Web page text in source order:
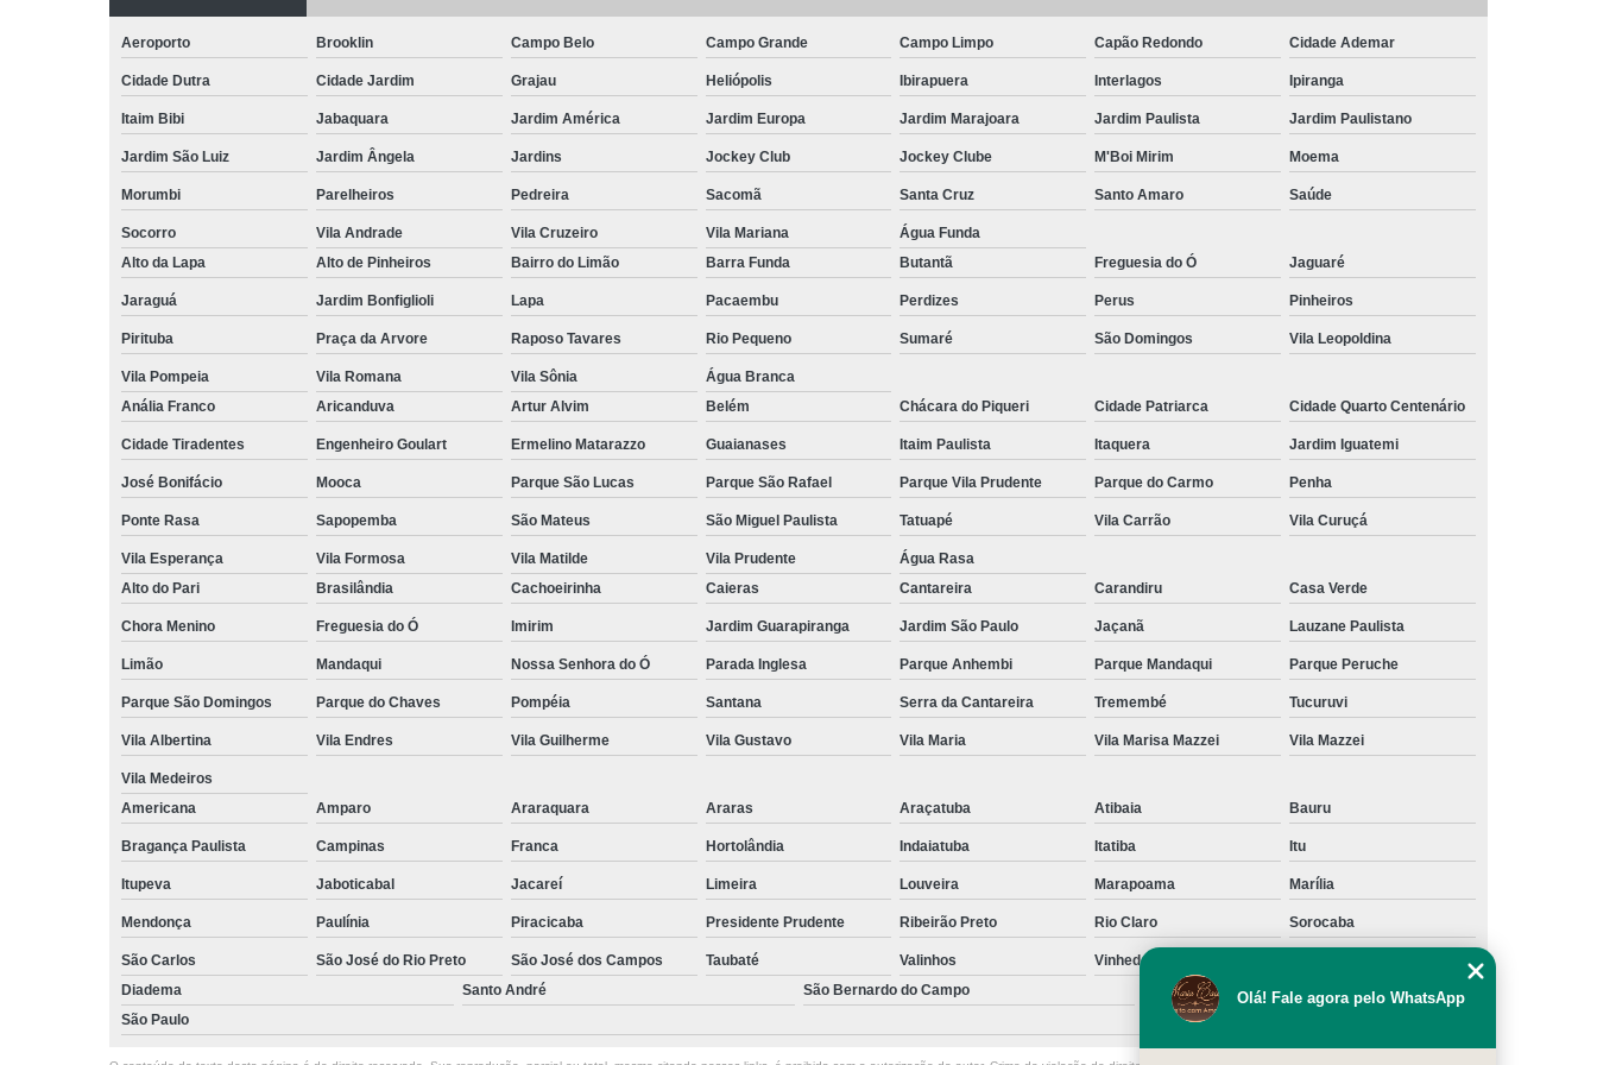
Pirulito de Chocolate Lembrança Maternidade
Pirulito de Chocolate Lembrancinha
Pirulito de Chocolate Lembrancinha de Maternidade
Pirulito de Chocolate Mickey
Pirulito de Chocolate no Palito
Pirulito de Chocolate para Aniversário
Pirulito de Chocolate Personalizado
Aeroporto Brooklin Campo Belo Campo Grande Campo Limpo Capão Redondo Cidade Ademar
Cidade Dutra Cidade Jardim Grajau Heliópolis Ibirapuera Interlagos Ipiranga
Itaim Bibi Jabaquara Jardim América Jardim Europa Jardim Marajoara Jardim Paulista Jardim Paulistano
Jardim São Luiz Jardim Ângela Jardins Jockey Club Jockey Clube M'Boi Mirim Moema
Morumbi Parelheiros Pedreira Sacomã Santa Cruz Santo Amaro Saúde
Socorro Vila Andrade Vila Cruzeiro Vila Mariana
Água Funda
Alto da Lapa
Alto de Pinheiros Bairro do Limão Barra Funda Butantã Freguesia do Ó Jaguaré
Jaraguá Jardim Bonfiglioli Lapa Pacaembu Perdizes Perus Pinheiros
Pirituba Praça da Arvore Raposo Tavares Rio Pequeno Sumaré São Domingos Vila Leopoldina
Vila Pompeia Vila Romana Vila Sônia
Água Branca
Anália Franco
Aricanduva Artur Alvim Belém Chácara do Piqueri Cidade Patriarca Cidade Quarto Centenário
Cidade Tiradentes Engenheiro Goulart Ermelino Matarazzo Guaianases Itaim Paulista Itaquera Jardim Iguatemi
José Bonifácio Mooca Parque São Lucas Parque São Rafael Parque Vila Prudente Parque do Carmo Penha
Ponte Rasa Sapopemba São Mateus São Miguel Paulista Tatuapé Vila Carrão Vila Curuçá
Vila Esperança Vila Formosa Vila Matilde Vila Prudente
Água Rasa
Alto do Pari
Brasilândia Cachoeirinha Caieras Cantareira Carandiru Casa Verde
Chora Menino Freguesia do Ó Imirim Jardim Guarapiranga Jardim São Paulo Jaçanã Lauzane Paulista
Limão Mandaqui Nossa Senhora do Ó Parada Inglesa Parque Anhembi Parque Mandaqui Parque Peruche
Parque São Domingos Parque do Chaves Pompéia Santana Serra da Cantareira Tremembé Tucuruvi
Vila Albertina Vila Endres Vila Guilherme Vila Gustavo Vila Maria Vila Marisa Mazzei Vila Mazzei
Vila Medeiros
Americana
Amparo Araraquara Araras Araçatuba Atibaia Bauru
Bragança Paulista Campinas Franca Hortolândia Indaiatuba Itatiba Itu
Itupeva Jaboticabal Jacareí Limeira Louveira Marapoama Marília
Mendonça Paulínia Piracicaba Presidente Prudente Ribeirão Preto Rio Claro Sorocaba
São Carlos São José do Rio Preto São José dos Campos Taubaté Valinhos Vinhedo
Diadema
Santo André São Bernardo do Campo
São Caetano do Sul
São Paulo
Olá! Fale agora pelo WhatsApp